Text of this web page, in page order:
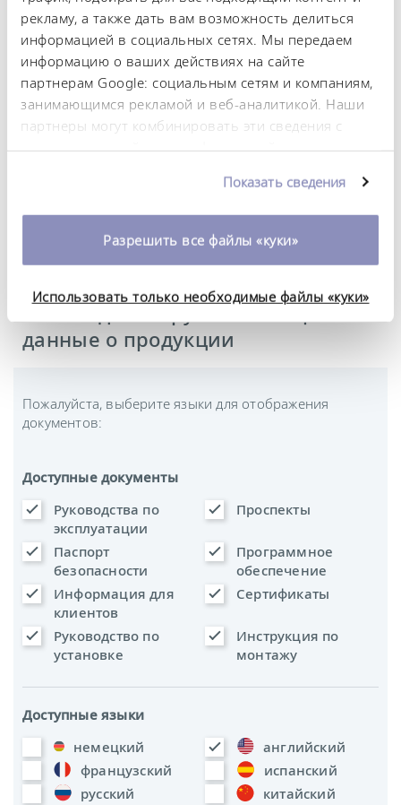
рекламу, а также дать вам возможность делиться
информацией в социальных сетях. Мы передаем
информацию о ваших действиях на сайте
партнерам Google: социальным сетям и компаниям,
занимающимся рекламой и веб-аналитикой. Наши
партнеры могут комбинировать эти сведения с
предоставленной вами информацией, а также
использовании вами их сервисов. Вы можете
изменить или отозвать свое согласие в любое
время. Более подробную информацию об этом вы
можете найти в нашей
политике
Показать сведения
Разрешить все файлы «куки»
Использовать только необходимые файлы «куки»
Сетевой кабель со штекером (NEMA 5-15P)
Питание от сети
115 V; 60 Hz
Технический паспорт
Файлы для загрузки — Общие
данные о продукции
Пожалуйста, выберите языки для отображения
документов:
Доступные документы
Руководства по
эксплуатации
Проспекты
Паспорт
безопасности
Программное
обеспечение
Информация для
клиентов
Сертификаты
Руководство по
установке
Инструкция по
монтажу
Доступные языки
немецкий
английский
французский
испанский
русский
китайский